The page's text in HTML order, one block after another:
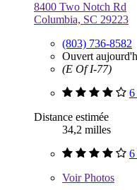
8400 Two Notch Rd
Columbia, SC 29223
(803) 736-8582
Ouvert
(E Of I-77)
6
Distance estimée
34,2 milles
6
VoirPhotos